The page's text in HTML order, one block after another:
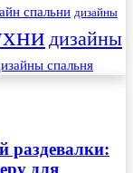
спальни дизайны
дизайны
спальня
раздевалки:
для